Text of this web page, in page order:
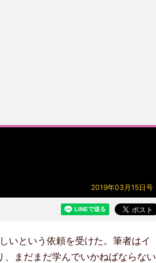
2019年03月15日号
いという依頼を受けた。筆者はイ
まだまだ学んでいかねばならない